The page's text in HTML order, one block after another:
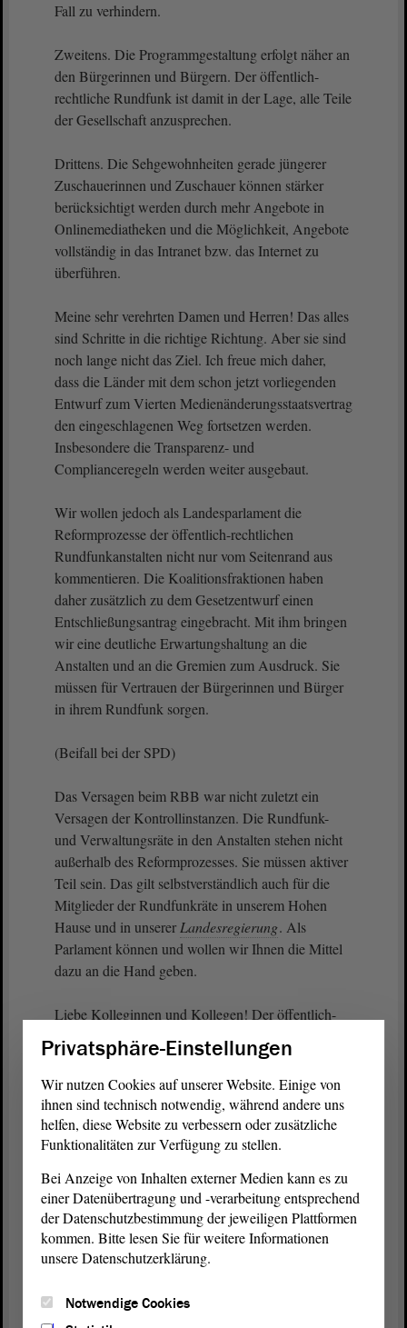
Fall zu verhindern.
Zweitens. Die Programmgestaltung erfolgt näher an
den Bürgerinnen und Bürgern. Der öffentlich-
rechtliche Rundfunk ist damit in der Lage, alle Teile
der Gesellschaft anzusprechen.
Drittens. Die Sehgewohnheiten gerade jüngerer
Zuschauerinnen und Zuschauer können stärker
berücksichtigt werden durch mehr Angebote in
Onlinemediatheken und die Möglichkeit, Angebote
vollständig in das Intranet bzw. das Internet zu
überführen.
Meine sehr verehrten Damen und Herren! Das alles
sind Schritte in die richtige Richtung. Aber sie sind
noch lange nicht das Ziel. Ich freue mich daher,
dass die Länder mit dem schon jetzt vorliegenden
Entwurf zum Vierten Medienänderungsstaatsvertrag
den eingeschlagenen Weg fortsetzen werden.
Insbesondere die Transparenz- und
Complianceregeln werden weiter ausgebaut.
Wir wollen jedoch als Landesparlament die
Reformprozesse der öffentlich-rechtlichen
Rundfunkanstalten nicht nur vom Seitenrand aus
kommentieren. Die Koalitionsfraktionen haben
daher zusätzlich zu dem Gesetzentwurf einen
Entschließungsantrag eingebracht. Mit ihm bringen
wir eine deutliche Erwartungshaltung an die
Anstalten und an die Gremien zum Ausdruck. Sie
müssen für Vertrauen der Bürgerinnen und Bürger
in ihrem Rundfunk sorgen.
(Beifall bei der SPD)
Das Versagen beim RBB war nicht zuletzt ein
Versagen der Kontrollinstanzen. Die Rundfunk-
und Verwaltungsräte in den Anstalten stehen nicht
außerhalb des Reformprozesses. Sie müssen aktiver
Teil sein. Das gilt selbstverständlich auch für die
Mitglieder der Rundfunkräte in unserem Hohen
Hause und in unserer Landesregierung. Als
Parlament können und wollen wir Ihnen die Mittel
dazu an die Hand geben.
Liebe Kolleginnen und Kollegen! Der öffentlich-
einem Wendepunkt. Einerseits ist er weiterhin als
wichtige Informationsquelle von den Bürgerinnen
und Bürgern geachtet und anerkannt,
(Unruhe bei der AfD - Zuruf: Nö!)
andererseits ist die Kritik an einzelnen
Entwicklungen unüberhörbar. Ich bin optimistisch,
dass wir bei der Lösung dieser Fragen auf einem
guten Weg sind. Aber wir sollten dabei nicht stehen
dem Entschließungsantrag der
Privatsphäre-Einstellungen
Wir nutzen Cookies auf unserer Website. Einige von
ihnen sind technisch notwendig, während andere uns
helfen, diese Website zu verbessern oder zusätzliche
Funktionalitäten zur Verfügung zu stellen.
Bei Anzeige von Inhalten externer Medien kann es zu
einer Datenübertragung und -verarbeitung entsprechend
der Datenschutzbestimmung der jeweiligen Plattformen
kommen. Bitte lesen Sie für weitere Informationen
unsere Datenschutzerklärung.
Notwendige Cookies